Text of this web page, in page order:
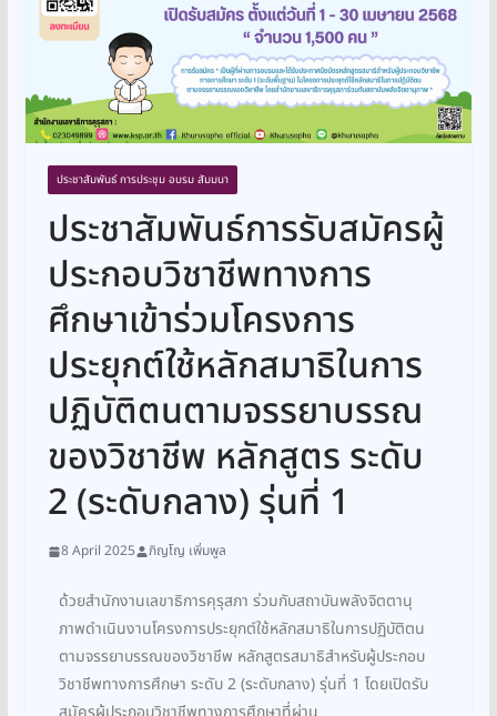
ประชาสัมพันธ์ การประชุม อบรม สัมมนา
ประชาสัมพันธ์การรับสมัครผู้
ประกอบวิชาชีพทางการ
ศึกษาเข้าร่วมโครงการ
ประยุกต์ใช้หลักสมาธิในการ
ปฏิบัติตนตามจรรยาบรรณ
ของวิชาชีพ หลักสูตร ระดับ
2 (ระดับกลาง) รุ่นที่ 1
8 April 2025 ภิญโญ เพิ่มพูล
ด้วยสำนักงานเลขาธิการคุรุสภา ร่วมกับสถาบันพลังจิตตานุ
ภาพดำเนินงานโครงการประยุกต์ใช้หลักสมาธิในการปฏิบัติตน
ตามจรรยาบรรณของวิชาชีพ หลักสูตรสมาธิสำหรับผู้ประกอบ
วิชาชีพทางการศึกษา ระดับ 2 (ระดับกลาง) รุ่นที่ 1 โดยเปิดรับ